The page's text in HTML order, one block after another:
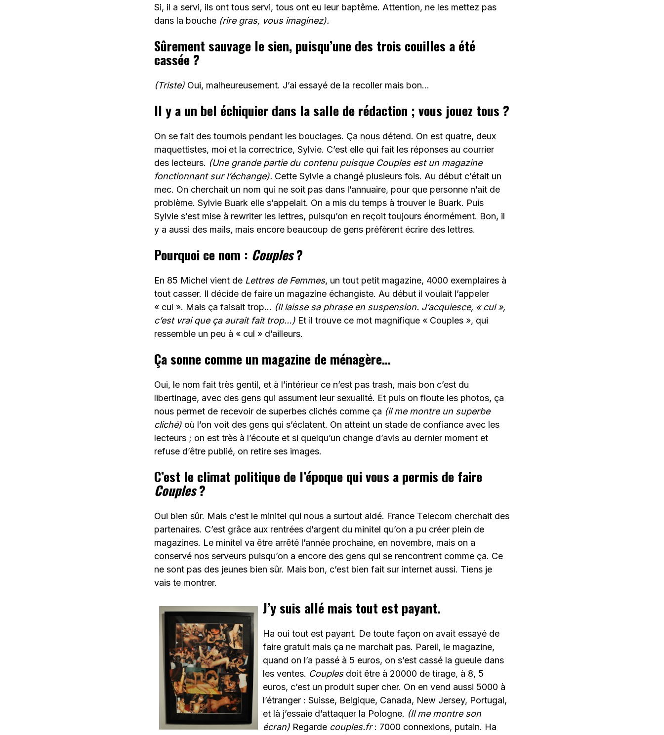
Si, il a servi, ils ont tous servi, tous ont eu leur baptême. Attention, ne les mettez pas
dans la bouche (rire gras, vous imaginez).
Sûrement sauvage le sien, puisqu’une des trois couilles a été
cassée ?
(Triste) Oui, malheureusement. J’ai essayé de la recoller mais bon…
Il y a un bel échiquier dans la salle de rédaction ; vous jouez tous ?
On se fait des tournois pendant les bouclages. Ça nous détend. On est quatre, deux
maquettistes, moi et la correctrice, Sylvie. C’est elle qui fait les réponses au courrier
des lecteurs. (Une grande partie du contenu puisque Couples est un magazine
fonctionnant sur l’échange). Cette Sylvie a changé plusieurs fois. Au début c’était un
mec. On cherchait un nom qui ne soit pas dans l’annuaire, pour que personne n’ait de
problème. Sylvie Buark elle s’appelait. On a mis du temps à trouver le Buark. Puis
Sylvie s’est mise à rewriter les lettres, puisqu’on en reçoit toujours énormément. Bon, il
y a aussi des mails, mais encore beaucoup de gens préfèrent écrire des lettres.
Pourquoi ce nom : Couples?
En 85 Michel vient de Lettres de Femmes, un tout petit magazine, 4000 exemplaires à
tout casser. Il décide de faire un magazine échangiste. Au début il voulait l’appeler
« cul ». Mais ça faisait trop… (Il laisse sa phrase en suspension. J’acquiesce, « cul »,
c’est vrai que ça aurait fait trop…) Et il trouve ce mot magnifique « Couples », qui
ressemble un peu à « cul » d’ailleurs.
Ça sonne comme un magazine de ménagère…
Oui, le nom fait très gentil, et à l’intérieur ce n’est pas trash, mais bon c’est du
libertinage, avec des gens qui assument leur sexualité. Et puis on floute les photos, ça
nous permet de recevoir de superbes clichés comme ça (il me montre un superbe
cliché) où l’on voit des gens qui s’éclatent. On atteint un stade de confiance avec les
lecteurs ; on est très à l’écoute et si quelqu’un change d’avis au dernier moment et
refuse d’être publié, on retire ses images.
C’est le climat politique de l’époque qui vous a permis de faire
Couples?
Oui bien sûr. Mais c’est le minitel qui nous a surtout aidé. France Telecom cherchait des
partenaires. C’est grâce aux rentrées d’argent du minitel qu’on a pu créer plein de
magazines. Le minitel va être arrêté l’année prochaine, en novembre, mais on a
conservé nos serveurs puisqu’on a encore des gens qui se rencontrent comme ça. Ce
ne sont pas des jeunes bien sûr. Mais bon, c’est bien fait sur internet aussi. Tiens je
vais te montrer.
J’y suis allé mais tout est payant.
Ha oui tout est payant. De toute façon on avait essayé de
faire gratuit mais ça ne marchait pas. Pareil, le magazine,
quand on l’a passé à 5 euros, on s’est cassé la gueule dans
les ventes. Couplesdoit être à 20000 de tirage, à 8, 5
euros, c’est un produit super cher. On en vend aussi 5000 à
l’étranger : Suisse, Belgique, Canada, New Jersey, Portugal,
et là j’essaie d’attaquer la Pologne. (Il me montre son
écran) Regarde couples.fr: 7000 connexions, putain. Ha